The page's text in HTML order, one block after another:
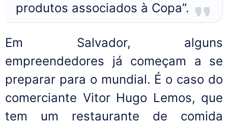
produtos associados à Copa”.
Em Salvador, alguns
empreendedores já começam a se
preparar para o mundial. É o caso do
comerciante Vitor Hugo Lemos, que
tem um restaurante de comida